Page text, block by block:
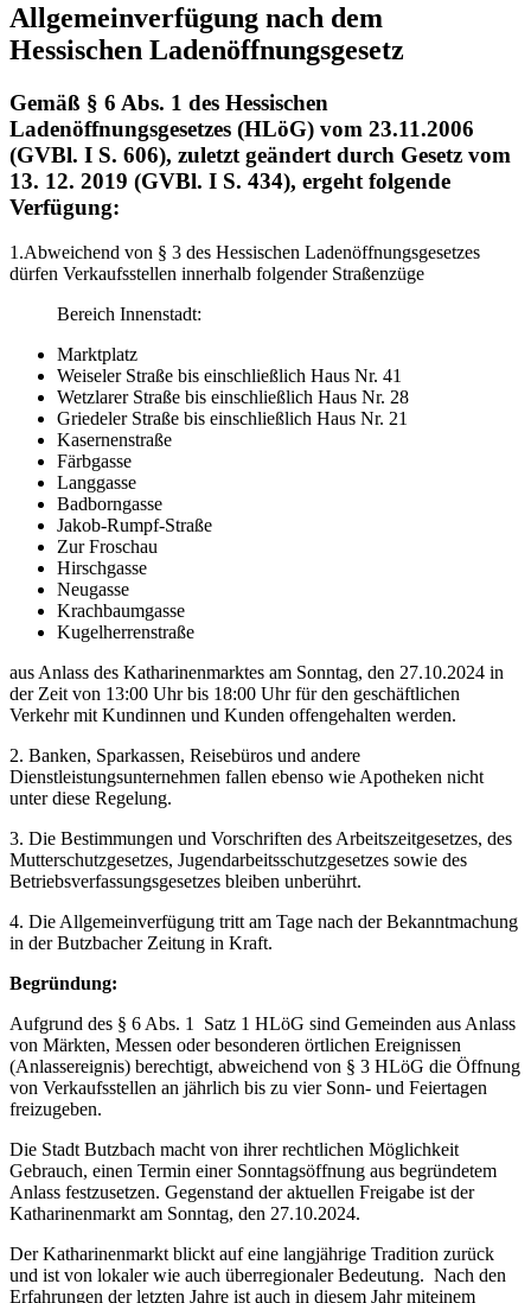
Allgemeinverfügung nach dem
Hessischen Ladenöffnungsgesetz
Gemäß § 6 Abs. 1 des Hessischen
Ladenöffnungsgesetzes (HLöG) vom 23.11.2006
(GVBl. I S. 606), zuletzt geändert durch Gesetz vom
13. 12. 2019 (GVBl. I S. 434), ergeht folgende
Verfügung:
1.Abweichend von § 3 des Hessischen Ladenöffnungsgesetzes
dürfen Verkaufsstellen innerhalb folgender Straßenzüge
Bereich Innenstadt:
Marktplatz
Weiseler Straße bis einschließlich Haus Nr. 41
Wetzlarer Straße bis einschließlich Haus Nr. 28
Griedeler Straße bis einschließlich Haus Nr. 21
Kasernenstraße
Färbgasse
Langgasse
Badborngasse
Jakob-Rumpf-Straße
Zur Froschau
Hirschgasse
Neugasse
Krachbaumgasse
Kugelherrenstraße
aus Anlass des Katharinenmarktes am Sonntag, den 27.10.2024 in
der Zeit von 13:00 Uhr bis 18:00 Uhr für den geschäftlichen
Verkehr mit Kundinnen und Kunden offengehalten werden.
2. Banken, Sparkassen, Reisebüros und andere
Dienstleistungsunternehmen fallen ebenso wie Apotheken nicht
unter diese Regelung.
3. Die Bestimmungen und Vorschriften des Arbeitszeitgesetzes, des
Mutterschutzgesetzes, Jugendarbeitsschutzgesetzes sowie des
Betriebsverfassungsgesetzes bleiben unberührt.
4. Die Allgemeinverfügung tritt am Tage nach der Bekanntmachung
in der Butzbacher Zeitung in Kraft.
Begründung:
Aufgrund des § 6 Abs. 1 Satz 1 HLöG sind Gemeinden aus Anlass
von Märkten, Messen oder besonderen örtlichen Ereignissen
(Anlassereignis) berechtigt, abweichend von § 3 HLöG die Öffnung
von Verkaufsstellen an jährlich bis zu vier Sonn- und Feiertagen
freizugeben.
Die Stadt Butzbach macht von ihrer rechtlichen Möglichkeit
Gebrauch, einen Termin einer Sonntagsöffnung aus begründetem
Anlass festzusetzen. Gegenstand der aktuellen Freigabe ist der
Katharinenmarkt am Sonntag, den 27.10.2024.
Der Katharinenmarkt blickt auf eine langjährige Tradition zurück
und ist von lokaler wie auch überregionaler Bedeutung. Nach den
Erfahrungen der letzten Jahre ist auch in diesem Jahr miteinem